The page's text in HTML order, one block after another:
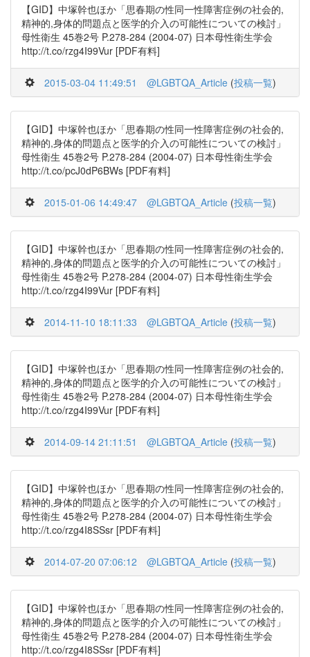
【GID】中塚幹也ほか「思春期の性同一性障害症例の社会的,
精神的,身体的問題点と医学的介入の可能性についての検討」
母性衛生 45巻2号 P.278-284 (2004-07) 日本母性衛生学会
http://t.co/rzg4I99Vur [PDF有料]
2015-03-04 11:49:51 @LGBTQA_Article (投稿一覧)
【GID】中塚幹也ほか「思春期の性同一性障害症例の社会的,
精神的,身体的問題点と医学的介入の可能性についての検討」
母性衛生 45巻2号 P.278-284 (2004-07) 日本母性衛生学会
http://t.co/pcJ0dP6BWs [PDF有料]
2015-01-06 14:49:47 @LGBTQA_Article (投稿一覧)
【GID】中塚幹也ほか「思春期の性同一性障害症例の社会的,
精神的,身体的問題点と医学的介入の可能性についての検討」
母性衛生 45巻2号 P.278-284 (2004-07) 日本母性衛生学会
http://t.co/rzg4I99Vur [PDF有料]
2014-11-10 18:11:33 @LGBTQA_Article (投稿一覧)
【GID】中塚幹也ほか「思春期の性同一性障害症例の社会的,
精神的,身体的問題点と医学的介入の可能性についての検討」
母性衛生 45巻2号 P.278-284 (2004-07) 日本母性衛生学会
http://t.co/rzg4I99Vur [PDF有料]
2014-09-14 21:11:51 @LGBTQA_Article (投稿一覧)
【GID】中塚幹也ほか「思春期の性同一性障害症例の社会的,
精神的,身体的問題点と医学的介入の可能性についての検討」
母性衛生 45巻2号 P.278-284 (2004-07) 日本母性衛生学会
http://t.co/rzg4I8SSsr [PDF有料]
2014-07-20 07:06:12 @LGBTQA_Article (投稿一覧)
【GID】中塚幹也ほか「思春期の性同一性障害症例の社会的,
精神的,身体的問題点と医学的介入の可能性についての検討」
母性衛生 45巻2号 P.278-284 (2004-07) 日本母性衛生学会
http://t.co/rzg4I8SSsr [PDF有料]